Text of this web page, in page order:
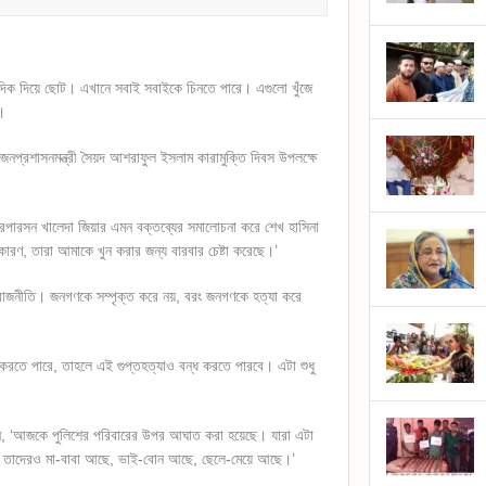
দিয়ে ছোট। এখানে সবাই সবাইকে চিনতে পারে। এগুলো খুঁজে
সৈয়দ আশরাফুল ইসলাম কারামুক্তি দিবস উপলক্ষে
খালেদা জিয়ার এমন বক্তব্যের সমালোচনা করে শেখ হাসিনা
তারা আমাকে খুন করার জন্য বারবার চেষ্টা করেছে।’
রাজনীতি। জনগণকে সম্পৃক্ত করে নয়, বরং জনগণকে হত্যা করে
করতে পারে, তাহলে এই গুপ্তহত্যাও বন্ধ করতে পারবে। এটা শুধু
‘আজকে পুলিশের পরিবারের উপর আঘাত করা হয়েছে। যারা এটা
মা-বাবা আছে, ভাই-বোন আছে, ছেলে-মেয়ে আছে।’